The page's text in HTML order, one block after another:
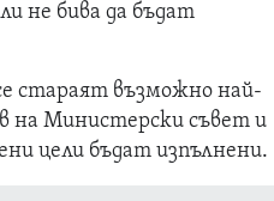
не бива да бъдат
стараят възможно най-
на Министерски съвет и
цели бъдат изпълнени.